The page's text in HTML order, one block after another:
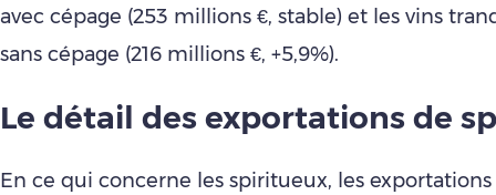
avec cépage (253 millions €, stable) et les vins
sans cépage (216 millions €, +5,9%).
Le détail des exportations de
En ce qui concerne les spiritueux, les